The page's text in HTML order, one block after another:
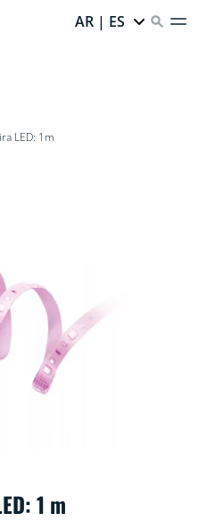
AR | ES
LED: 1m
1 m